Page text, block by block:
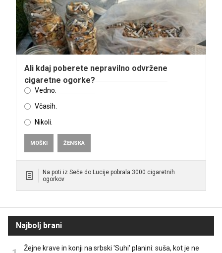
Ali kdaj poberete nepravilno odvržene
cigaretne ogorke?
Vedno.
Včasih.
Nikoli.
MOŠKI ŽENSKA
Na poti iz Seče do Lucije pobrala 3000 cigaretnih
ogorkov
Najbolj brani
Žejne krave in konji na srbski 'Suhi' planini: suša, kot je ne